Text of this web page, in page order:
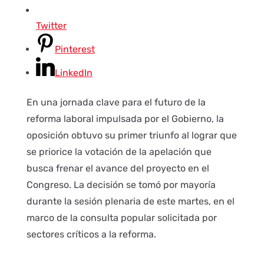
Twitter
Pinterest
LinkedIn
En una jornada clave para el futuro de la
reforma laboral impulsada por el Gobierno, la
oposición obtuvo su primer triunfo al lograr que
se priorice la votación de la apelación que
busca frenar el avance del proyecto en el
Congreso. La decisión se tomó por mayoría
durante la sesión plenaria de este martes, en el
marco de la consulta popular solicitada por
sectores críticos a la reforma.